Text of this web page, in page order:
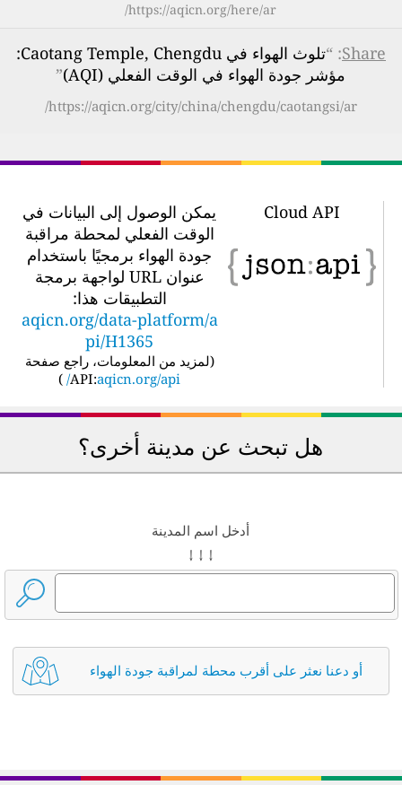
https://aqicn.org/here/ar/
Share
: “
تلوث الهواء في Caotang Temple, Chengdu:
مؤشر جودة الهواء في الوقت الفعلي (AQI)
”
https://aqicn.org/city/china/chengdu/caotangsi/ar/
Cloud API
يمكن الوصول إلى البيانات في
الوقت الفعلي لمحطة مراقبة
جودة الهواء برمجيًا باستخدام
عنوان URL لواجهة برمجة
التطبيقات هذا:
aqicn.org/data-platform/a
pi/H1365
لمزيد من المعلومات، راجع صفحة
API:aqicn.org/api/
)
هل تبحث عن مدينة أخرى؟
أدخل اسم المدينة
↓ ↓ ↓
أو دعنا نعثر على أقرب محطة لمراقبة جودة الهواء